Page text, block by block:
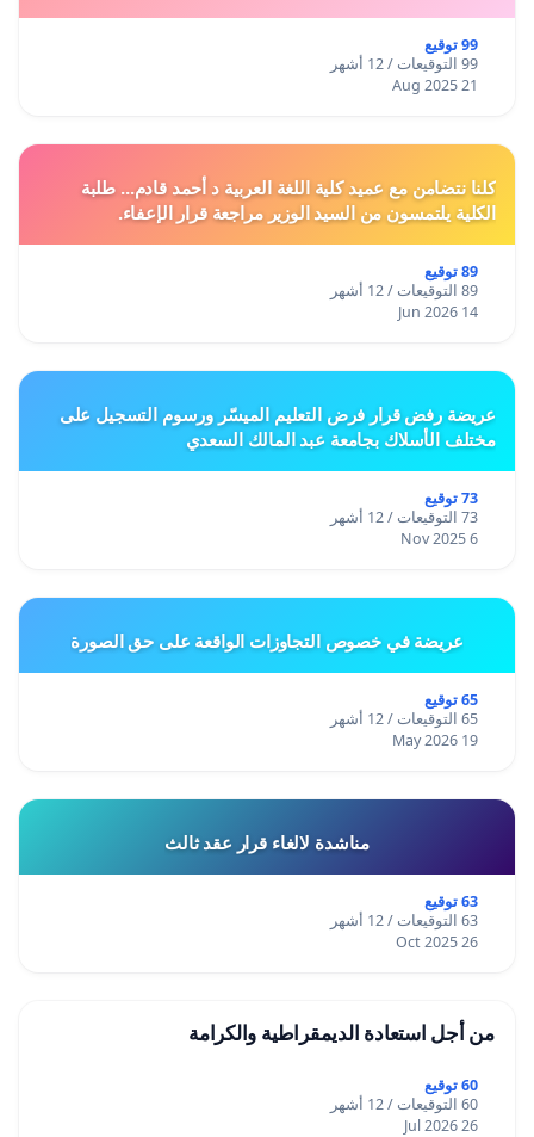
99 توقيع
99 التوقيعات / 12 أشهر
21 Aug 2025
كلنا نتضامن مع عميد كلية اللغة العربية د أحمد قادم... طلبة
الكلية يلتمسون من السيد الوزير مراجعة قرار الإعفاء.
89 توقيع
89 التوقيعات / 12 أشهر
14 Jun 2026
عريضة رفض قرار فرض التعليم الميسّر ورسوم التسجيل على
مختلف الأسلاك بجامعة عبد المالك السعدي
73 توقيع
73 التوقيعات / 12 أشهر
6 Nov 2025
عريضة في خصوص التجاوزات الواقعة على حق الصورة
65 توقيع
65 التوقيعات / 12 أشهر
19 May 2026
مناشدة لالغاء قرار عقد ثالث
63 توقيع
63 التوقيعات / 12 أشهر
26 Oct 2025
من أجل استعادة الديمقراطية والكرامة
60 توقيع
60 التوقيعات / 12 أشهر
26 Jul 2026